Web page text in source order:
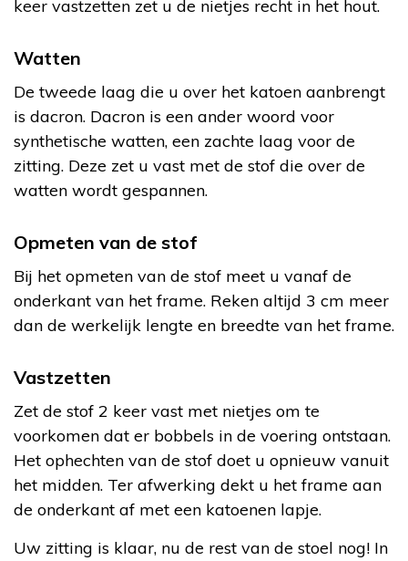
keer vastzetten zet u de nietjes recht in het hout.
Watten
De tweede laag die u over het katoen aanbrengt
is dacron. Dacron is een ander woord voor
synthetische watten, een zachte laag voor de
zitting. Deze zet u vast met de stof die over de
watten wordt gespannen.
Opmeten van de stof
Bij het opmeten van de stof meet u vanaf de
onderkant van het frame. Reken altijd 3 cm meer
dan de werkelijk lengte en breedte van het frame.
Vastzetten
Zet de stof 2 keer vast met nietjes om te
voorkomen dat er bobbels in de voering ontstaan.
Het ophechten van de stof doet u opnieuw vanuit
het midden. Ter afwerking dekt u het frame aan
de onderkant af met een katoenen lapje.
Uw zitting is klaar, nu de rest van de stoel nog! In